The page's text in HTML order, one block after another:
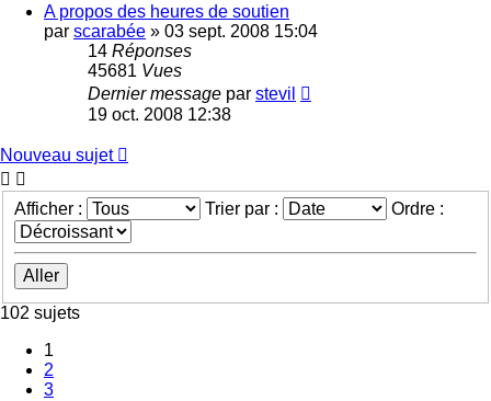
A propos des heures de soutien
par scarabée » 03 sept. 2008 15:04
14 Réponses
45681 Vues
Dernier message par stevil
19 oct. 2008 12:38
Nouveau sujet
Afficher : Trier par : Ordre :
102 sujets
1
2
3